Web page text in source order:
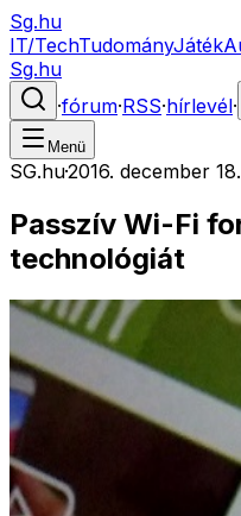
Sg.hu
IT/TechTudományJáték
Sg.hu
·fórum·RSS·hírlevél·
Menü
SG.hu·2016. december 18.
Passzív Wi-Fi
technológiát